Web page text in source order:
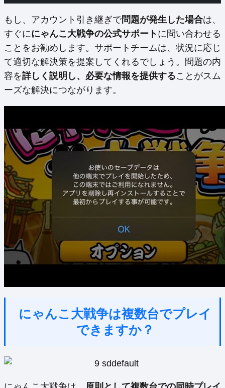
もし、アカウント引き継ぎで問題が発生した場合は、
すぐににゃんこ大戦争の公式サポート に問い合わせる
ことをお勧めします。サポートチームは、状況に応じ
て適切な解決策を提案してくれるでしょう。問題の内
容を詳しく説明し、必要な情報を提供することがスム
ーズな解決につながります。
にゃんこ大戦争は複数台でプレイ
できますか？